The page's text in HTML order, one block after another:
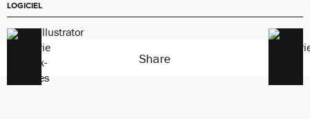
LOGICIEL
Adobe Illustrator
Share